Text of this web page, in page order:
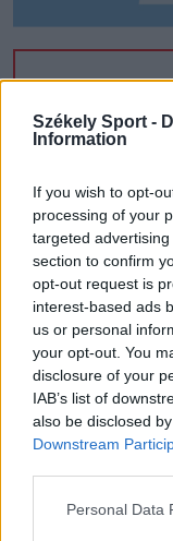
Székely Sport -
Information
If you wish to opt-
processing of your
targeted
section to confirm
opt-out request is
interest-based ads
us or personal
your opt-out. You
disclosure of your
IAB’s list of
also be disclosed
Downstream
Personal Data
CSÍKSZÉK
GYERGYÓSZÉK
HÁROMSZÉK
MAROSSZÉK